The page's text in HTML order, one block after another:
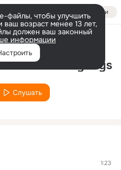
Войти
файлы, чтобы улучшить
ваш возраст менее 13 лет,
должен ваш законный
информации
Playboys
Слушать
1:23